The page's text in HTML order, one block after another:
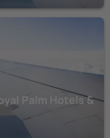
Palm Hotels &